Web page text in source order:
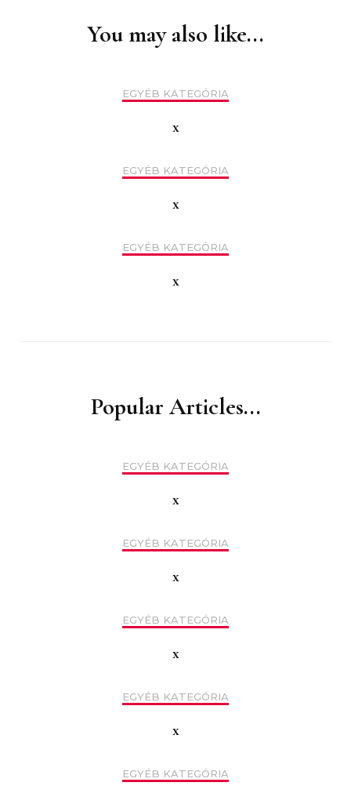
You may also like...
EGYÉB KATEGÓRIA
x
EGYÉB KATEGÓRIA
x
EGYÉB KATEGÓRIA
x
Popular Articles...
EGYÉB KATEGÓRIA
x
EGYÉB KATEGÓRIA
x
EGYÉB KATEGÓRIA
x
EGYÉB KATEGÓRIA
x
EGYÉB KATEGÓRIA